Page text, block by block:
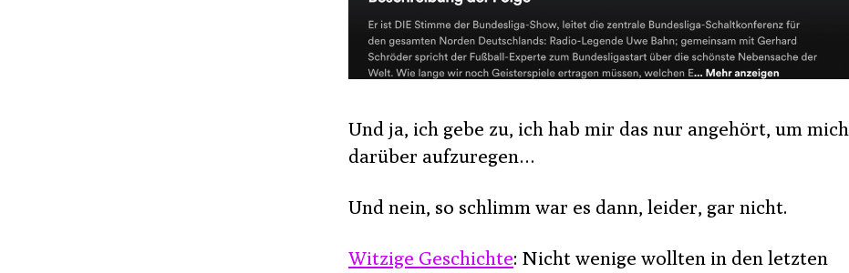
Und ja, ich gebe zu, ich hab mir das nur angehört, um mich
darüber aufzuregen…
Und nein, so schlimm war es dann, leider, gar nicht.
Witzige Geschichte: Nicht wenige wollten in den letzten